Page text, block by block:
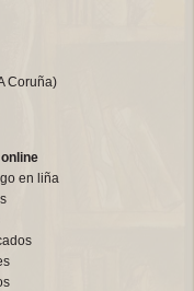
Coruña)
online
en liña